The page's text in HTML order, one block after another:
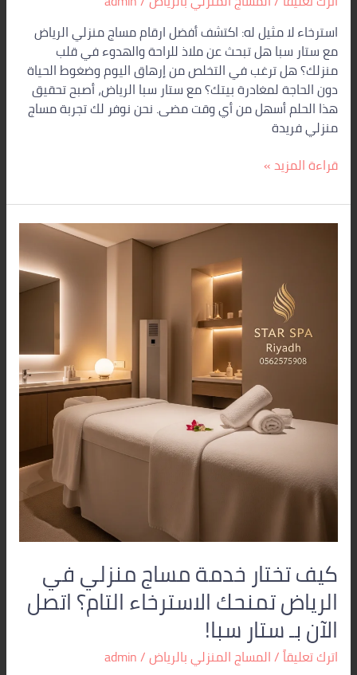
استرخاء لا مثيل له: اكتشف أفضل ارقام مساج منزلي الرياض
مع ستار سبا هل تبحث عن ملاذ للراحة والهدوء في قلب
منزلك؟ هل ترغب في التخلص من إرهاق اليوم وضغوط الحياة
دون الحاجة لمغادرة بيتك؟ مع ستار سبا الرياض، أصبح تحقيق
هذا الحلم أسهل من أي وقت مضى. نحن نوفر لك تجربة مساج
منزلي فريدة
قراءة المزيد »
كيف تختار خدمة مساج منزلي في
الرياض تمنحك الاسترخاء التام؟ اتصل
الآن بـ ستار سبا!
اترك تعليقاً/المساج المنزلي بالرياض/
admin
تمنحك
اتصل
ستار
سبا!